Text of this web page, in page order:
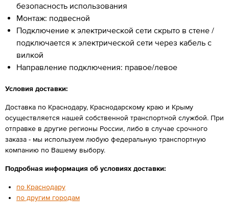
безопасность использования
Монтаж: подвесной
Подключение к электрической сети скрыто в стене /
подключается к электрической сети через кабель с
вилкой
Направление подключения: правое/левое
Условия доставки:
Доставка по Краснодару, Краснодарскому краю и Крыму
осуществляется нашей собственной транспортной службой. При
отправке в другие регионы России, либо в случае срочного
заказа - мы используем любую федеральную транспортную
компанию по Вашему выбору.
Подробная информация об условиях доставки:
по Краснодару
по другим городам